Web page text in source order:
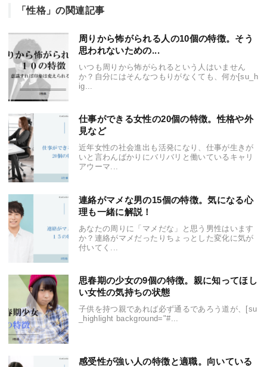
「性格」の関連記事
周りから怖がられる人の10個の特徴。そう
思われないための...
いつも周りから怖がられるという人はいません
か？自分にはそんなつもりがなくても、何か[su_h
ig...
仕事ができる女性の20個の特徴。性格や外
見など
近年女性の社会進出も活発になり、仕事が生きが
いと言わんばかりにバリバリと働いているキャリ
アウーマ...
連絡がマメな男の15個の特徴。気になる心
理も一緒に解説！
あなたの周りに「マメだな」と思う男性はいます
か？連絡がマメだったりちょっとした変化に気が
付いてく...
思春期の少女の9個の特徴。親に知ってほし
い女性の気持ちの状態
子供を持つ親であれば必ず通るであろう道が、[su
_highlight background="#...
感受性が強い人の特徴と適職。向いている